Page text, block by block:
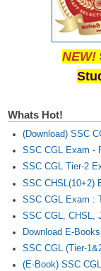
NEW!
Whats Hot!
(Download) SSC
SSC CGL Exam -
SSC CGL Tier-2
SSC CHSL(10+2)
SSC CGL Exam :
SSC CGL, CHSL,
Download E-
SSC CGL (Tier-
(E-Book) SSC